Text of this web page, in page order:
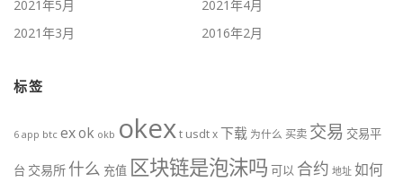
2021年5月
2021年4月
2021年3月
2016年2月
标签
6 app btc exok okb okext usdtx下载 为什么 买卖 交易 交易平
台 交易所 什么 充值 区块链是泡沫吗 可以 合约 地址 如何